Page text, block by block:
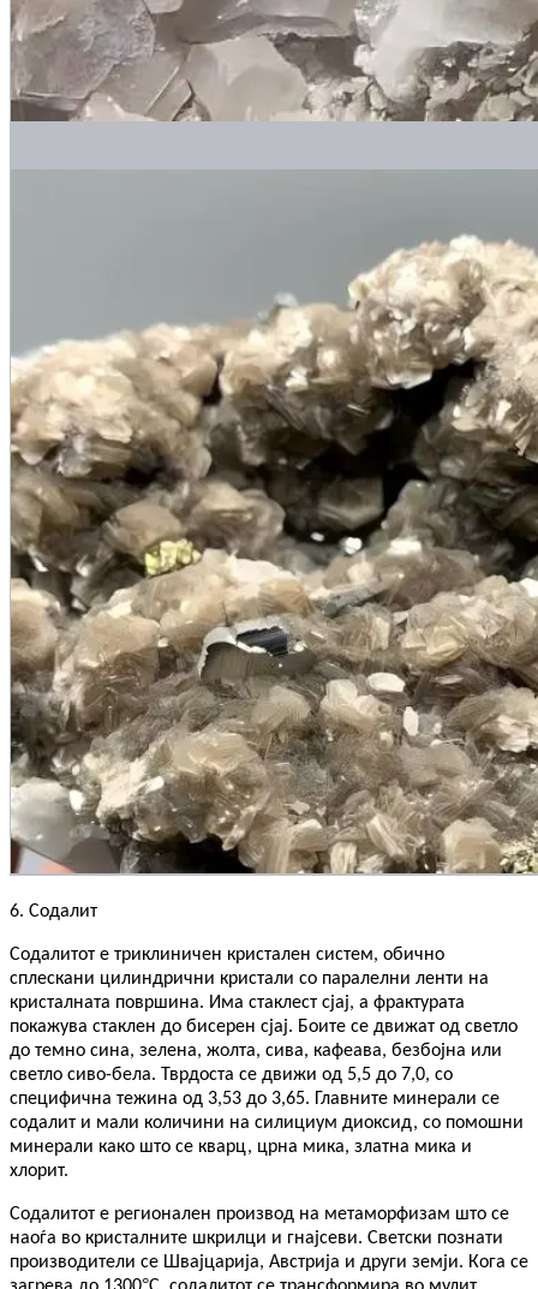
6. Содалит
Содалитот е триклиничен кристален систем, обично
сплескани цилиндрични кристали со паралелни ленти на
кристалната површина. Има стаклест сјај, а фрактурата
покажува стаклен до бисерен сјај. Боите се движат од светло
до темно сина, зелена, жолта, сива, кафеава, безбојна или
светло сиво-бела. Тврдоста се движи од 5,5 до 7,0, со
специфична тежина од 3,53 до 3,65. Главните минерали се
содалит и мали количини на силициум диоксид, со помошни
минерали како што се кварц, црна мика, златна мика и
хлорит.
Содалитот е регионален производ на метаморфизам што се
наоѓа во кристалните шкрилци и гнајсеви. Светски познати
производители се Швајцарија, Австрија и други земји. Кога се
°